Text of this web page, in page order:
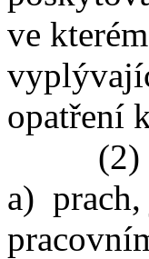
ve
opatření
(2)
a) prach,